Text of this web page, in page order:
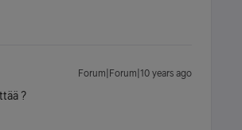
Forum|Forum|10 years ago
?